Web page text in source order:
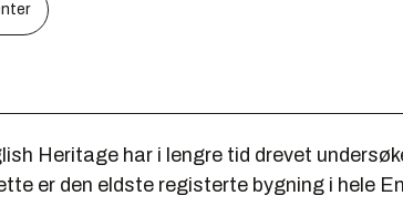
Heritage har i lengre tid drevet
er den eldste registerte bygning i hele